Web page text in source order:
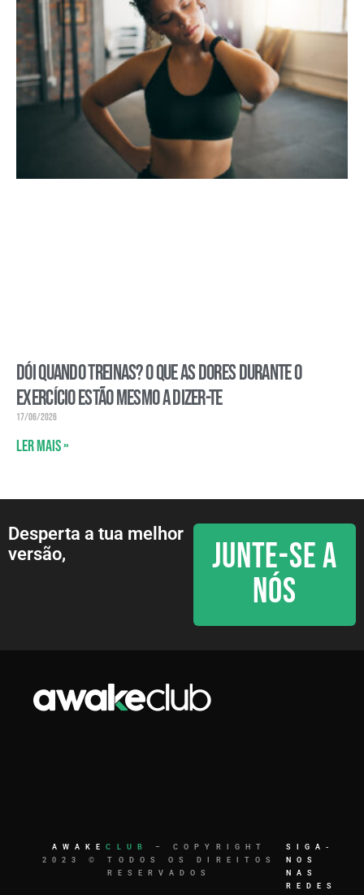
Dói quando treinas? O que as dores durante o
exercício estão mesmo a dizer-te
17/06/2026
Ler mais »
Desperta a tua melhor
versão,
JUNTE-SE A
NÓS
AWAKECLUB
– COPYRIGHT
2023 © TODOS OS DIREITOS
RESERVADOS
SIGA-
NOS
NAS
REDES